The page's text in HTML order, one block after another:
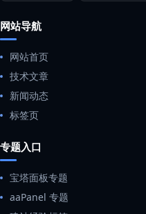
网站导航
网站首页
技术文章
新闻动态
标签页
专题入口
宝塔面板专题
aaPanel 专题